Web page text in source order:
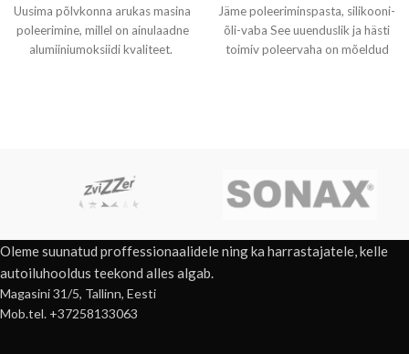
Uusima põlvkonna arukas masina
poleerimine, millel on ainulaadne
alumiiniumoksiidi kvaliteet.
Jäme poleeriminspasta, silikooni-
õli-vaba See uuenduslik ja hästi
toimiv poleervaha on mõeldud
Oleme suunatud proffessionaalidele ning ka harrastajatele, kelle
autoiluhooldus teekond alles algab.
Magasini 31/5, Tallinn, Eesti
Mob.tel. +37258133063